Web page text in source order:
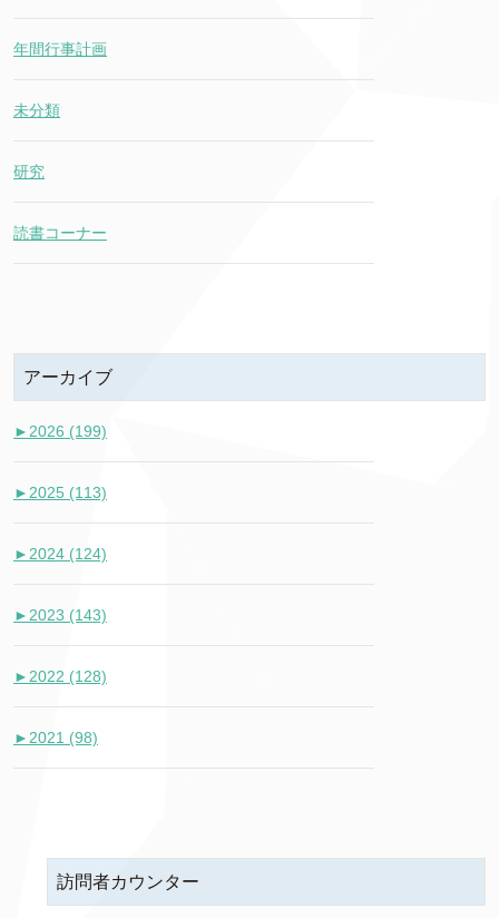
年間行事計画
未分類
研究
読書コーナー
アーカイブ
► 2026 (199)
► 2025 (113)
► 2024 (124)
► 2023 (143)
► 2022 (128)
► 2021 (98)
訪問者カウンター